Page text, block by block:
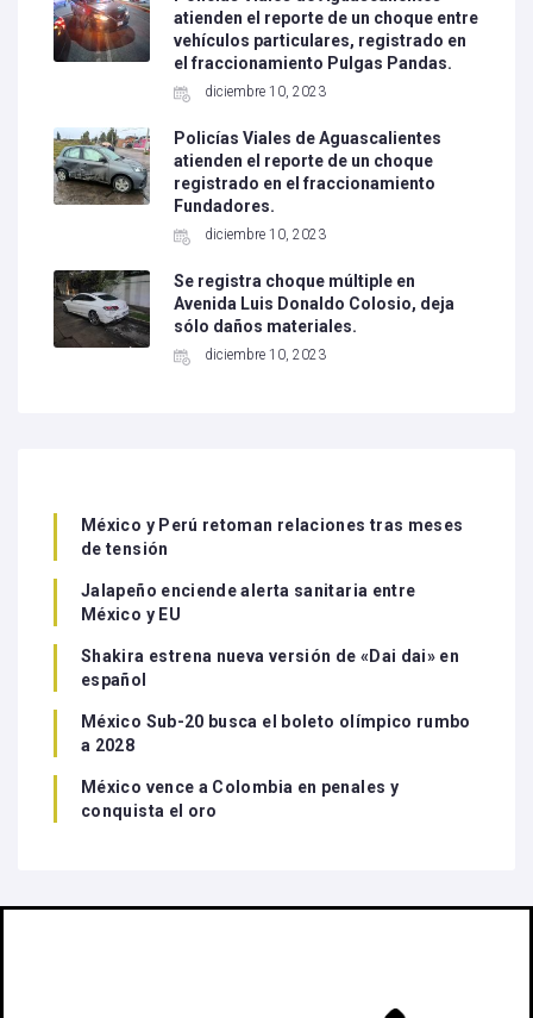
atienden el reporte de un choque entre
vehículos particulares, registrado en
el fraccionamiento Pulgas Pandas.
diciembre 10, 2023
Policías Viales de Aguascalientes
atienden el reporte de un choque
registrado en el fraccionamiento
Fundadores.
diciembre 10, 2023
Se registra choque múltiple en
Avenida Luis Donaldo Colosio, deja
sólo daños materiales.
diciembre 10, 2023
México y Perú retoman relaciones tras meses
de tensión
Jalapeño enciende alerta sanitaria entre
México y EU
Shakira estrena nueva versión de «Dai dai» en
español
México Sub-20 busca el boleto olímpico rumbo
a 2028
México vence a Colombia en penales y
conquista el oro